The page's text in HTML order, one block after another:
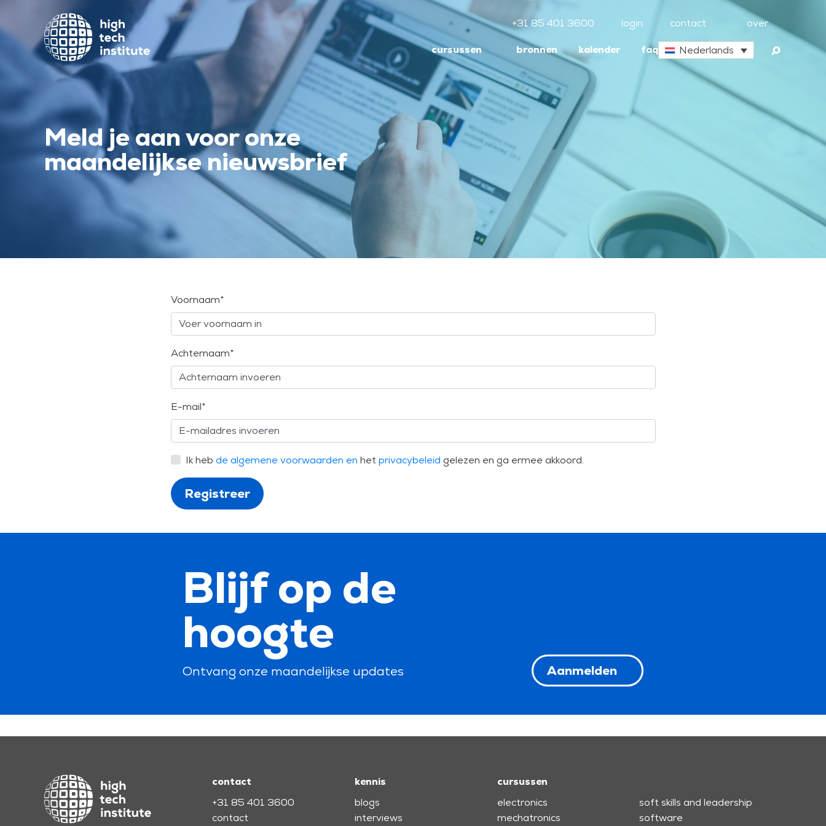
+31 85 401 3600 login contact over
cursussen bronnen kalender faq Nederlands
Meld je aan voor onze
maandelijkse nieuwsbrief
Voornaam*
Achternaam*
E-mail*
Ik heb de algemene voorwaarden en hetprivacybeleid gelezen en ga ermee akkoord.
Blijf op de
hoogte
Ontvang onze maandelijkse updates Aanmelden
contact
+31 85 401 3600
contact
kennis
blogs
interviews
cursussen
electronics
mechatronics
soft skills and leadership
software